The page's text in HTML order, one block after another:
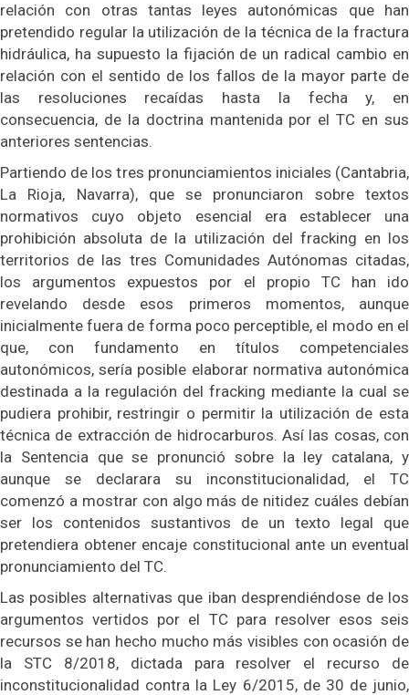
relación con otras tantas leyes autonómicas que han
pretendido regular la utilización de la técnica de la fractura
hidráulica, ha supuesto la fijación de un radical cambio en
relación con el sentido de los fallos de la mayor parte de
las resoluciones recaídas hasta la fecha y, en
consecuencia, de la doctrina mantenida por el TC en sus
anteriores sentencias.
Partiendo de los tres pronunciamientos iniciales (Cantabria,
La Rioja, Navarra), que se pronunciaron sobre textos
normativos cuyo objeto esencial era establecer una
prohibición absoluta de la utilización del fracking en los
territorios de las tres Comunidades Autónomas citadas,
los argumentos expuestos por el propio TC han ido
revelando desde esos primeros momentos, aunque
inicialmente fuera de forma poco perceptible, el modo en el
que, con fundamento en títulos competenciales
autonómicos, sería posible elaborar normativa autonómica
destinada a la regulación del fracking mediante la cual se
pudiera prohibir, restringir o permitir la utilización de esta
técnica de extracción de hidrocarburos. Así las cosas, con
la Sentencia que se pronunció sobre la ley catalana, y
aunque se declarara su inconstitucionalidad, el TC
comenzó a mostrar con algo más de nitidez cuáles debían
ser los contenidos sustantivos de un texto legal que
pretendiera obtener encaje constitucional ante un eventual
pronunciamiento del TC.
Las posibles alternativas que iban desprendiéndose de los
argumentos vertidos por el TC para resolver esos seis
recursos se han hecho mucho más visibles con ocasión de
la STC 8/2018, dictada para resolver el recurso de
inconstitucionalidad contra la Ley 6/2015, de 30 de junio,